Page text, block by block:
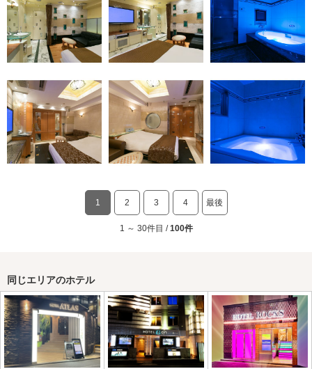
1 2 3 4 最後
1 ～ 30件目 /100件
同じエリアのホテル